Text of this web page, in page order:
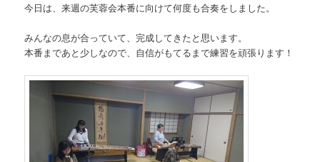
今日は、来週の芙蓉会本番に向けて何度も合奏をしました。
みんなの息が合っていて、完成してきたと思います。
本番まであと少しなので、自信がもてるまで練習を頑張ります！